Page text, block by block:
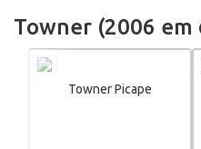
Towner (2006 em
Towner Picape